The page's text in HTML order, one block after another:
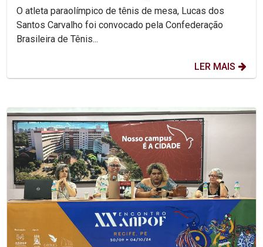
O atleta paraolímpico de tênis de mesa, Lucas dos
Santos Carvalho foi convocado pela Confederação
Brasileira de Tênis...
LER MAIS